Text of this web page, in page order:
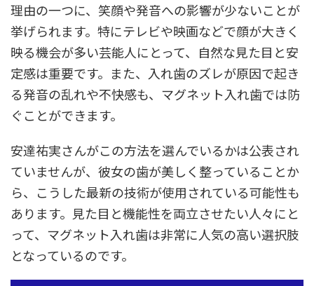
理由の一つに、笑顔や発音への影響が少ないことが
挙げられます。特にテレビや映画などで顔が大きく
映る機会が多い芸能人にとって、自然な見た目と安
定感は重要です。また、入れ歯のズレが原因で起き
る発音の乱れや不快感も、マグネット入れ歯では防
ぐことができます。
安達祐実さんがこの方法を選んでいるかは公表され
ていませんが、彼女の歯が美しく整っていることか
ら、こうした最新の技術が使用されている可能性も
あります。見た目と機能性を両立させたい人々にと
って、マグネット入れ歯は非常に人気の高い選択肢
となっているのです。